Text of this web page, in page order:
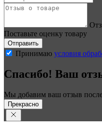
Поставьте оценку товару
Отправить
Принимаю условия
Спасибо! Ваш
Мы добавим ваш отзыв
Прекрасно